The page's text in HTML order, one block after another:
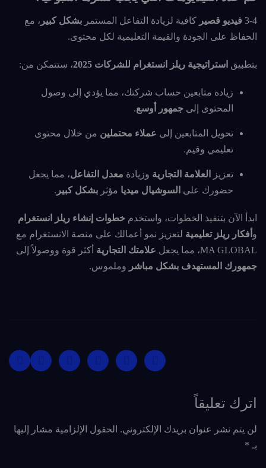
3-4 فيديو قصير كافية لزيادة التفاعل المستمر بشكل كبير ، مع
الحفاظ على الجودة والقيمة التعليمية لكل محتوى.
بتطبيق استراتيجية ريلز انستغرام للشركات 2025 ، ستتمكن من:
زيادة متابعين حساب شركتك، مما يؤدي إلى وصول
المحتوى إلى جمهور أوسع.
تحويل المتابعين إلى عملاء محتملين من خلال محتوى
تعليمي وقيم.
تعزيز العلامة التجارية وزيادة معدل التفاعل، مما يجعل
حضورك على السوشيال ميديا مؤثر بشكل كبير .
ابدأ الآن بتنفيذ الخطوات، واستخدم خطوات إنشاء ريلز انستغرام
و أفكار ريلز تعليمية لتعزيز نمو أعمالك على منصة الانستغرام مع
MA GLOBAL، مما يجعل
علامتك التجارية أكثر قوة ووصولاً إلى
جمهورك المستهدف بشكل مباشر وملموس.
اترك تعليقاً
لن يتم نشر عنوان بريدك الإلكتروني. الحقول الإلزامية مشار إليها
بـ *